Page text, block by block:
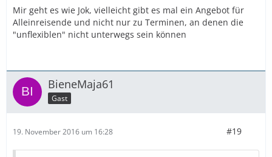
Mir geht es wie Jok, vielleicht gibt es mal ein Angebot für
Alleinreisende und nicht nur zu Terminen, an denen die
"unflexiblen" nicht unterwegs sein können
BieneMaja61
Gast
19. November 2016 um 16:28 #19